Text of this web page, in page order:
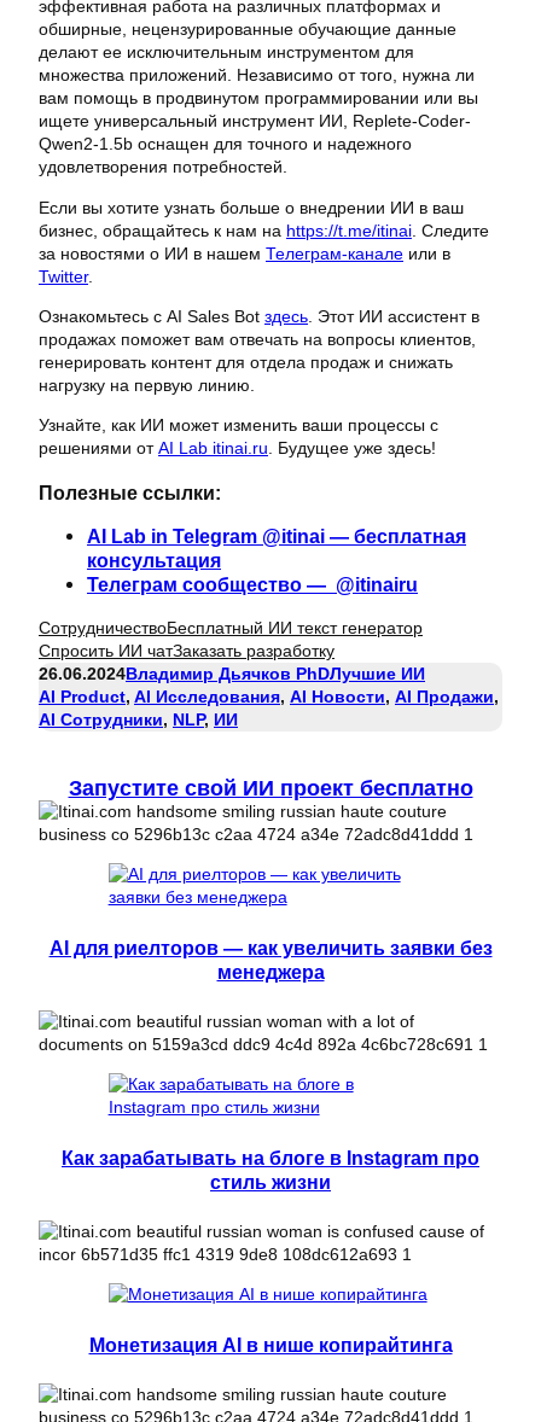
эффективная работа на различных платформах и
обширные, нецензурированные обучающие данные
делают ее исключительным инструментом для
множества приложений. Независимо от того, нужна ли
вам помощь в продвинутом программировании или вы
ищете универсальный инструмент ИИ, Replete-Coder-
Qwen2-1.5b оснащен для точного и надежного
удовлетворения потребностей.
Если вы хотите узнать больше о внедрении ИИ в ваш
бизнес, обращайтесь к нам на https://t.me/itinai . Следите
за новостями о ИИ в нашем Телеграм-канале или в
Twitter.
Ознакомьтесь с AI Sales Bot здесь . Этот ИИ ассистент в
продажах поможет вам отвечать на вопросы клиентов,
генерировать контент для отдела продаж и снижать
нагрузку на первую линию.
Узнайте, как ИИ может изменить ваши процессы с
решениями отAI Lab itinai.ru. Будущее уже здесь!
Полезные ссылки:
AI Lab in Telegram @itinai — бесплатная
консультация
Телеграм сообщество — @itinairu
СотрудничествоБесплатный ИИ текст генератор
Спросить ИИ чатЗаказать разработку
26.06.2024Владимир Дьячков PhDЛучшие ИИ
AI Product, AI Исследования, AI Новости, AI Продажи
AI Сотрудники, NLP, ИИ
Запустите свой ИИ проект бесплатно
AI для риелторов — как увеличить заявки без
менеджера
Как зарабатывать на блоге в Instagram про
стиль жизни
Монетизация AI в нише копирайтинга